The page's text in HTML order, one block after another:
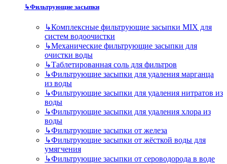
↳Фильтрующие засыпки
↳Комплексные фильтрующие засыпки MIX для
систем водоочистки
↳Механические фильтрующие засыпки для
очистки воды
↳Таблетированная соль для фильтров
↳Фильтрующие засыпки для удаления марганца
из воды
↳Фильтрующие засыпки для удаления нитратов из
воды
↳Фильтрующие засыпки для удаления хлора из
воды
↳Фильтрующие засыпки от железа
↳Фильтрующие засыпки от жёсткой воды для
умягчения
↳Фильтрующие засыпки от сероводорода в воде